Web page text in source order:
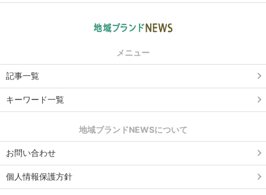
メニュー
記事一覧
キーワード一覧
地域ブランドNEWSについて
お問い合わせ
個人情報保護方針